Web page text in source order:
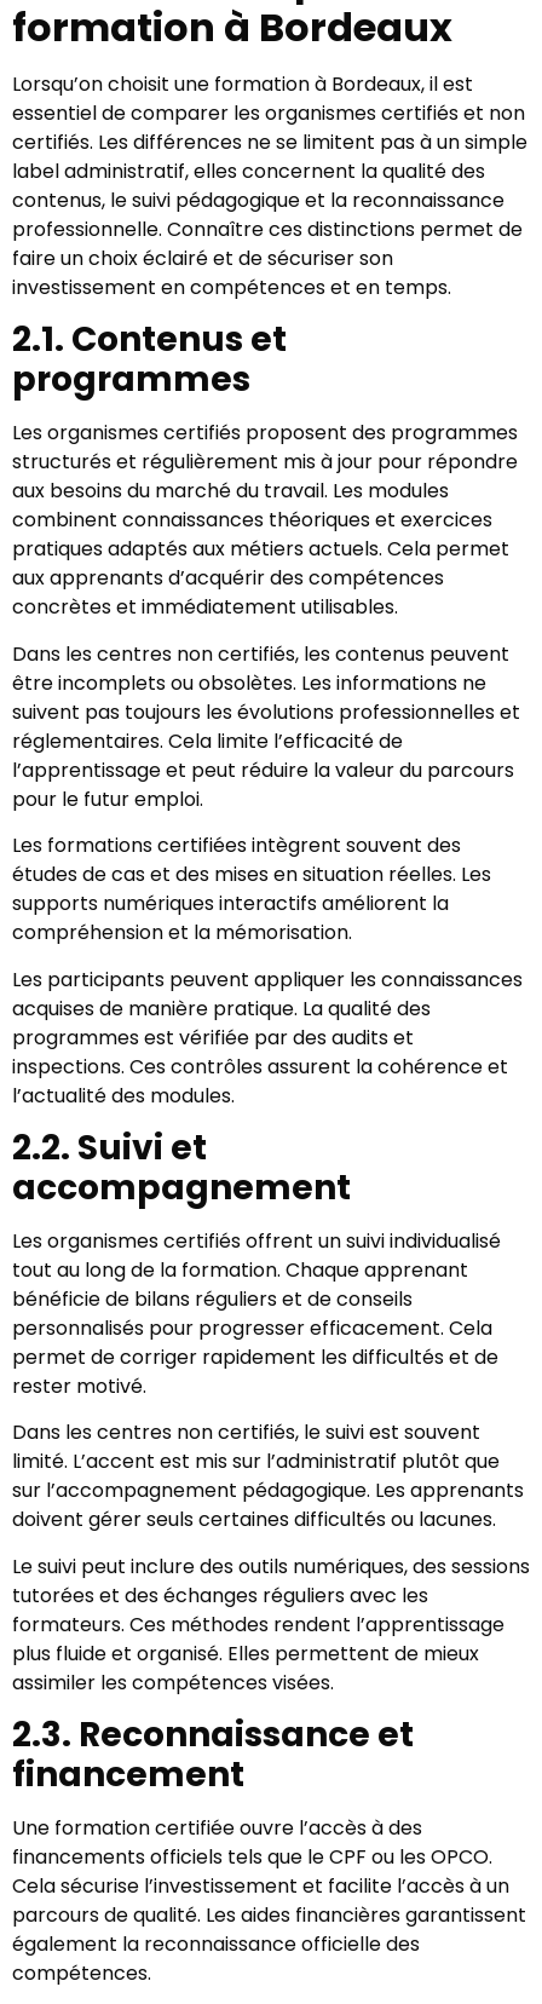
formation à Bordeaux
Lorsqu’on choisit une formation à Bordeaux, il est
essentiel de comparer les organismes certifiés et non
certifiés. Les différences ne se limitent pas à un simple
label administratif, elles concernent la qualité des
contenus, le suivi pédagogique et la reconnaissance
professionnelle. Connaître ces distinctions permet de
faire un choix éclairé et de sécuriser son
investissement en compétences et en temps.
2.1. Contenus et
programmes
Les organismes certifiés proposent des programmes
structurés et régulièrement mis à jour pour répondre
aux besoins du marché du travail. Les modules
combinent connaissances théoriques et exercices
pratiques adaptés aux métiers actuels. Cela permet
aux apprenants d’acquérir des compétences
concrètes et immédiatement utilisables.
Dans les centres non certifiés, les contenus peuvent
être incomplets ou obsolètes. Les informations ne
suivent pas toujours les évolutions professionnelles et
réglementaires. Cela limite l’efficacité de
l’apprentissage et peut réduire la valeur du parcours
pour le futur emploi.
Les formations certifiées intègrent souvent des
études de cas et des mises en situation réelles. Les
supports numériques interactifs améliorent la
compréhension et la mémorisation.
Les participants peuvent appliquer les connaissances
acquises de manière pratique. La qualité des
programmes est vérifiée par des audits et
inspections. Ces contrôles assurent la cohérence et
l’actualité des modules.
2.2. Suivi et
accompagnement
Les organismes certifiés offrent un suivi individualisé
tout au long de la formation. Chaque apprenant
bénéficie de bilans réguliers et de conseils
personnalisés pour progresser efficacement. Cela
permet de corriger rapidement les difficultés et de
rester motivé.
Dans les centres non certifiés, le suivi est souvent
limité. L’accent est mis sur l’administratif plutôt que
sur l’accompagnement pédagogique. Les apprenants
doivent gérer seuls certaines difficultés ou lacunes.
Le suivi peut inclure des outils numériques, des sessions
tutorées et des échanges réguliers avec les
formateurs. Ces méthodes rendent l’apprentissage
plus fluide et organisé. Elles permettent de mieux
assimiler les compétences visées.
2.3. Reconnaissance et
financement
Une formation certifiée ouvre l’accès à des
financements officiels tels que le CPF ou les OPCO.
Cela sécurise l’investissement et facilite l’accès à un
parcours de qualité. Les aides financières garantissent
également la reconnaissance officielle des
compétences.